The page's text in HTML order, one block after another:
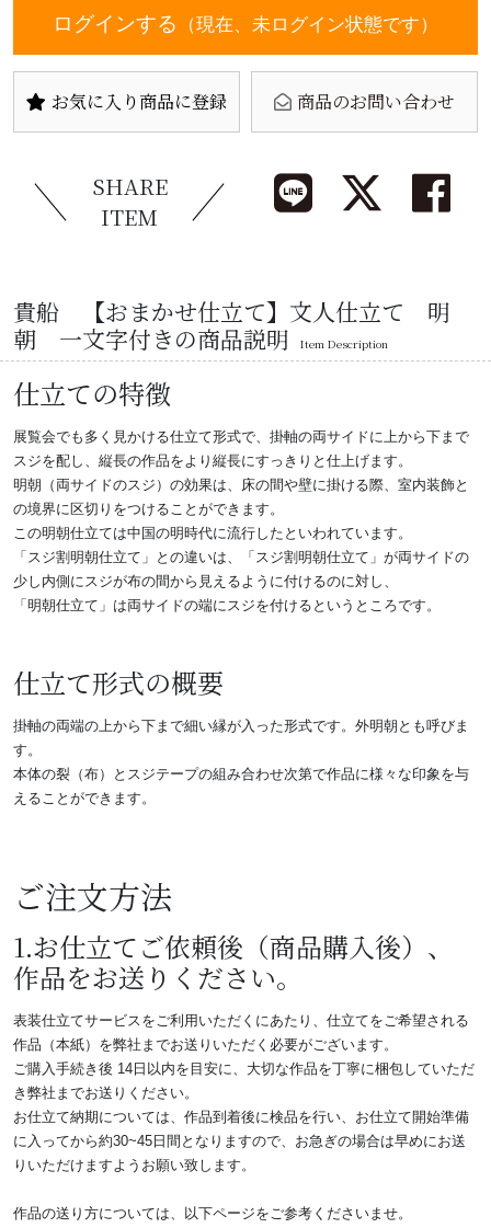
ログインする （現在、未ログイン状態です）
お気に入り商品に登録 商品のお問い合わせ
SHARE
ITEM
貴船 【おまかせ仕立て】文人仕立て 明
朝 一文字付きの商品説明
Item Description
仕立ての特徴
展覧会でも多く見かける仕立て形式で、掛軸の両サイドに上から下まで
スジを配し、縦長の作品をより縦長にすっきりと仕上げます。
明朝（両サイドのスジ）の効果は、床の間や壁に掛ける際、室内装飾と
の境界に区切りをつけることができます。
この明朝仕立ては中国の明時代に流行したといわれています。
「スジ割明朝仕立て」との違いは、「スジ割明朝仕立て」が両サイドの
少し内側にスジが布の間から見えるように付けるのに対し、
「明朝仕立て」は両サイドの端にスジを付けるというところです。
仕立て形式の概要
掛軸の両端の上から下まで細い縁が入った形式です。外明朝とも呼びま
す。
本体の裂（布）とスジテープの組み合わせ次第で作品に様々な印象を与
えることができます。
ご注文方法
1.お仕立てご依頼後（商品購入後）、
作品をお送りください。
表装仕立てサービスをご利用いただくにあたり、仕立てをご希望される
作品（本紙）を弊社までお送りいただく必要がございます。
ご購入手続き後 14日以内を目安に、大切な作品を丁寧に梱包していただ
き弊社までお送りください。
お仕立て納期については、作品到着後に検品を行い、お仕立て開始準備
に入ってから約30~45日間となりますので、お急ぎの場合は早めにお送
りいただけますようお願い致します。
作品の送り方については、以下ページをご参考くださいませ。